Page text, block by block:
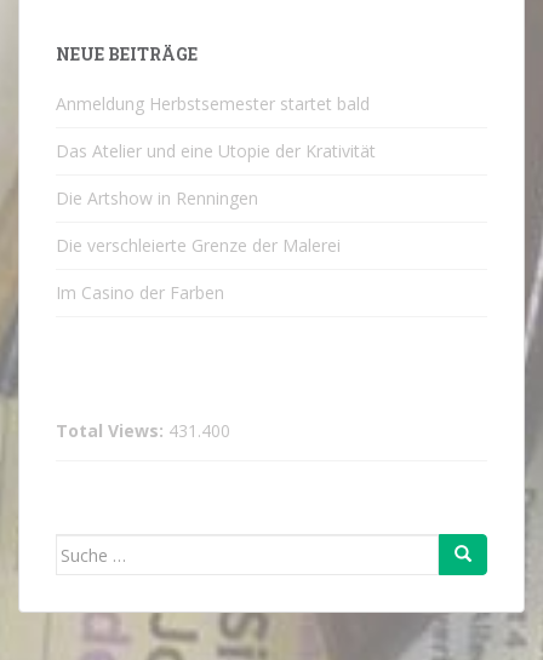
NEUE BEITRÄGE
Anmeldung Herbstsemester startet bald
Das Atelier und eine Utopie der Krativität
Die Artshow in Renningen
Die verschleierte Grenze der Malerei
Im Casino der Farben
Total Views: 431.400
Suche